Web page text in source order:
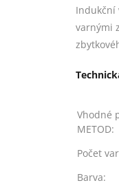
Indukční
varnými
Vhodné
METOD:
Počet
Barva: